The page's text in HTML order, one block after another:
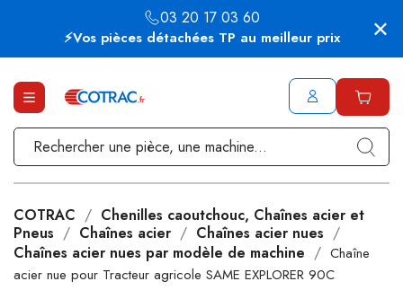
⚡Vos pièces détachées TP au meilleur prix
03 20 17 03 60
COTRAC
Chenilles caoutchouc, Chaînes acier et
Pneus
Chaînes acier
Chaînes acier nues
Chaînes acier nues par modèle de machine
Chaîne
acier nue pour Tracteur agricole SAME EXPLORER 90C